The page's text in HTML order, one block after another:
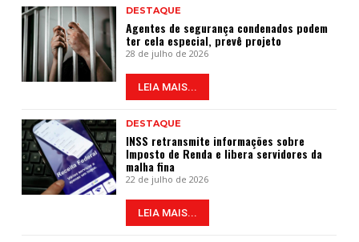
DESTAQUE
Agentes de segurança condenados podem
ter cela especial, prevê projeto
28 de julho de 2026
LEIA MAIS...
DESTAQUE
INSS retransmite informações sobre
Imposto de Renda e libera servidores da
malha fina
22 de julho de 2026
LEIA MAIS...